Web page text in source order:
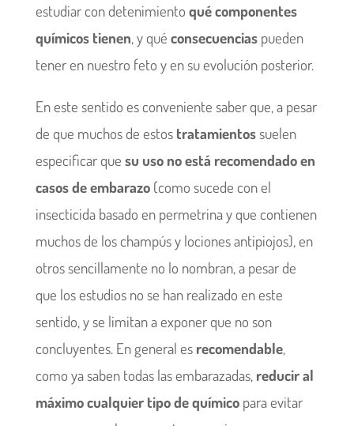
estudiar con detenimiento qué componentes
químicos tienen, y qué consecuenciaspueden
tener en nuestro feto y en su evolución posterior.
En este sentido es conveniente saber que, a pesar
de que muchos de estos tratamientossuelen
especificar que su uso no está recomendado en
casos de embarazo(como sucede con el
insecticida basado en permetrina y que contienen
muchos de los champús y lociones antipiojos), en
otros sencillamente no lo nombran, a pesar de
que los estudios no se han realizado en este
sentido, y se limitan a exponer que no son
concluyentes. En general es recomendable,
como ya saben todas las embarazadas, reducir al
máximo cualquier tipo de químicopara evitar